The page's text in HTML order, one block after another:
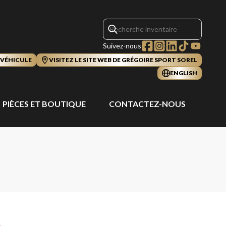
Suivez-nous
VISITEZ LE SITE WEB DE GRÉGOIRE SPORT SOREL
ENGLISH
PIÈCES ET BOUTIQUE CONTACTEZ-NOUS